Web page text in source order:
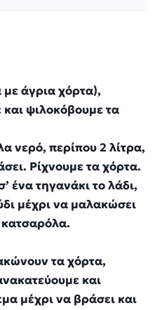
με άγρια χόρτα),
ψιλοκόβουμε τα
νερό, περίπου 2 λίτρα,
Ρίχνουμε τα χόρτα.
ένα τηγανάκι το λάδι,
μέχρι να μαλακώσει
κατσαρόλα.
τα χόρτα,
και
μέχρι να βράσει και